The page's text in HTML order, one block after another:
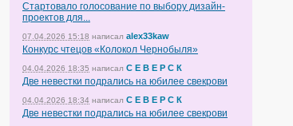
Стартовало голосование по выбору дизайн-
проектов для...
07.04.2026 15:18 написал alex33kaw
Конкурс чтецов «Колокол Чернобыля»
04.04.2026 18:35 написал С Е В Е Р С К
Две невестки подрались на юбилее свекрови
04.04.2026 18:34 написал С Е В Е Р С К
Две невестки подрались на юбилее свекрови